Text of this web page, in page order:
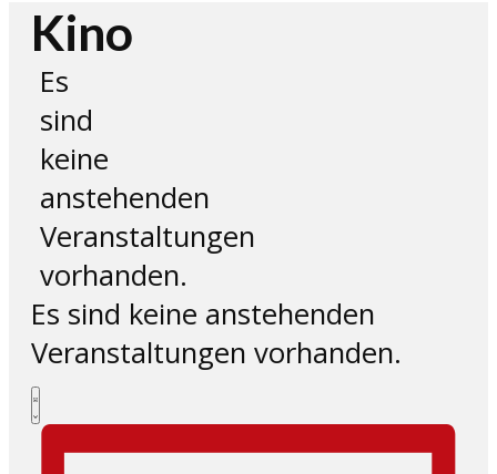
Kino
Es
sind
keine
anstehenden
Veranstaltungen
vorhanden.
Es sind keine anstehenden
Veranstaltungen vorhanden.
Ansichten-
Navigation
Veranstaltung
Ansichten-
Liste